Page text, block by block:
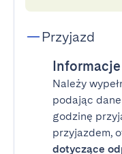
Przyjazd
Należy
podając
godzinę
przyjazdem,
dotyczące